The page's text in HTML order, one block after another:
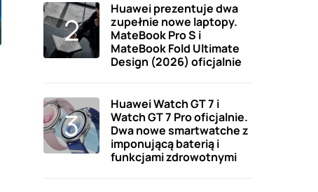
Huawei prezentuje dwa
zupełnie nowe laptopy.
MateBook Pro S i
MateBook Fold Ultimate
Design (2026) oficjalnie
Huawei Watch GT 7 i
Watch GT 7 Pro oficjalnie.
Dwa nowe smartwatche z
imponującą baterią i
funkcjami zdrowotnymi